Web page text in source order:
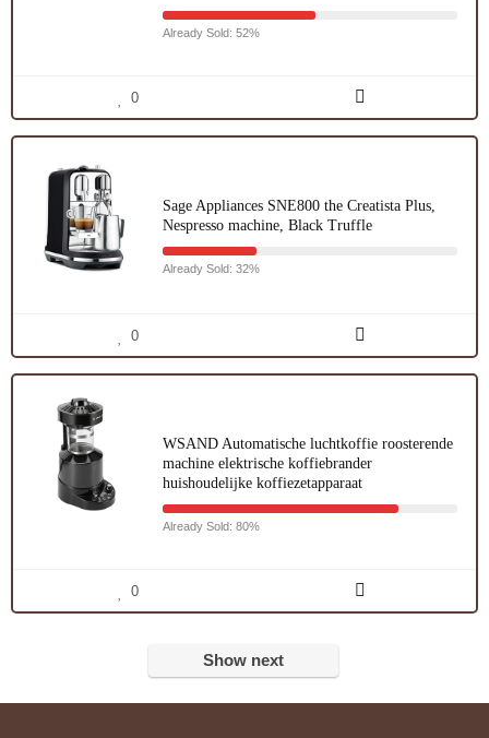
Already Sold: 52%
0
Sage Appliances SNE800 the Creatista Plus,
Nespresso machine, Black Truffle
Already Sold: 32%
0
WSAND Automatische luchtkoffie roosterende
machine elektrische koffiebrander
huishoudelijke koffiezetapparaat
Already Sold: 80%
0
Show next